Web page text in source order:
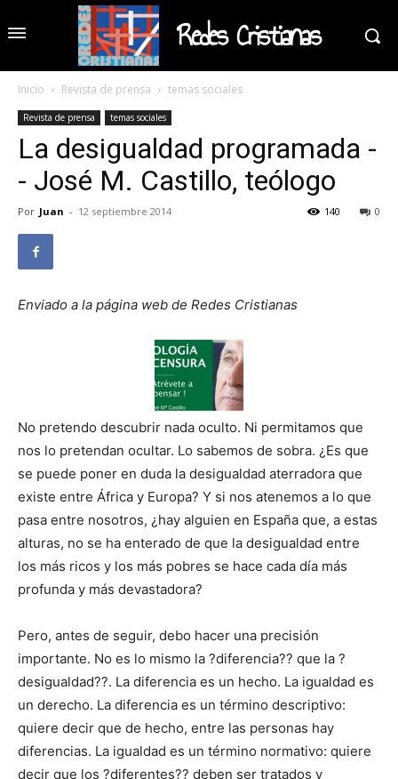
Redes Cristianas
Inicio Revista de prensa temas sociales
Revista de prensa temas sociales
La desigualdad programada -
- José M. Castillo, teólogo
Por Juan - 12 septiembre 2014 0
140
Enviado a la página web de Redes Cristianas
No pretendo descubrir nada oculto. Ni permitamos que
nos lo pretendan ocultar. Lo sabemos de sobra. ¿Es que
se puede poner en duda la desigualdad aterradora que
existe entre África y Europa? Y si nos atenemos a lo que
pasa entre nosotros, ¿hay alguien en España que, a estas
alturas, no se ha enterado de que la desigualdad entre
los más ricos y los más pobres se hace cada día más
profunda y más devastadora?
Pero, antes de seguir, debo hacer una precisión
importante. No es lo mismo la ?diferencia?? que la ?
desigualdad??. La diferencia es un hecho. La igualdad es
un derecho. La diferencia es un término descriptivo:
quiere decir que de hecho, entre las personas hay
diferencias. La igualdad es un término normativo: quiere
decir que los ?diferentes?? deben ser tratados y